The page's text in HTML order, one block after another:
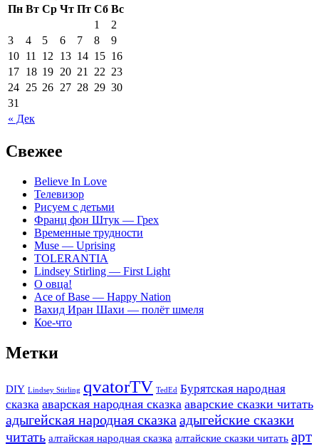
Пн Вт Ср Чт Пт Сб Вс
« Дек
1
2
3
4 5 6 7 8
9
10 11 12 13 14 15 16
17 18 19 20 21 22 23
24 25 26 27 28 29 30
31
Свежее
Believe In Love
Телевизор
Рисуем с детьми
Франц фон Штук — Грех
Временные трудности
Muse — Uprising
TOLERANTIA
Lindsey Stirling — First Light
О овца!
Ace of Base — Happy Nation
Вахид Иран Шахи — полёт шмеля
Кое-что
Метки
DIY Lindsey Stirling qvatorTV TedEd Бурятская народная
сказка аварская народная сказка аварские сказки читать
адыгейская народная сказка адыгейские сказки
читать алтайская народная сказка алтайские сказки читать арт